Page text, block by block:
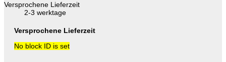
Versprochene Lieferzeit
2-3 werktage
Versprochene Lieferzeit
No block ID is set